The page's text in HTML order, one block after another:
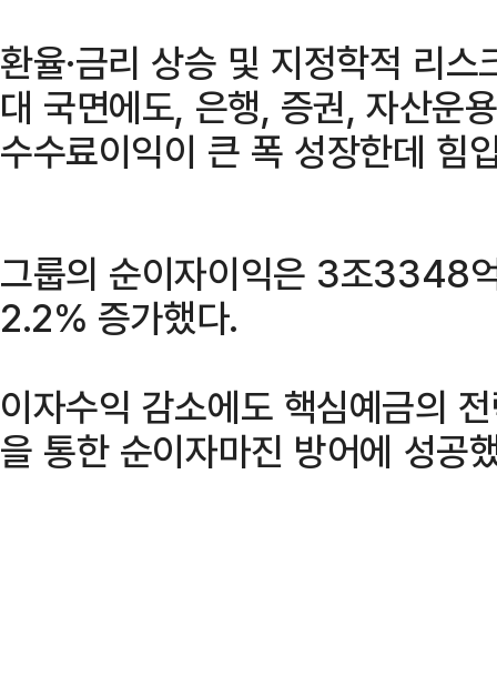
환율·금리 상승 및 지정학적 리
대 국면에도, 은행, 증권, 자산운
수수료이익이 큰 폭 성장한데 힘
그룹의 순이자이익은 3조3348
2.2% 증가했다.
이자수익 감소에도 핵심예금의
을 통한 순이자마진 방어에 성공